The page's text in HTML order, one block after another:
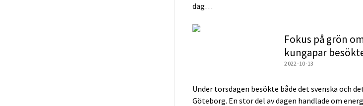
dag…
Fokus på grön
kungapar
2022-10-13
Under torsdagen besökte både det svenska och
Göteborg. En stor del av dagen handlade om